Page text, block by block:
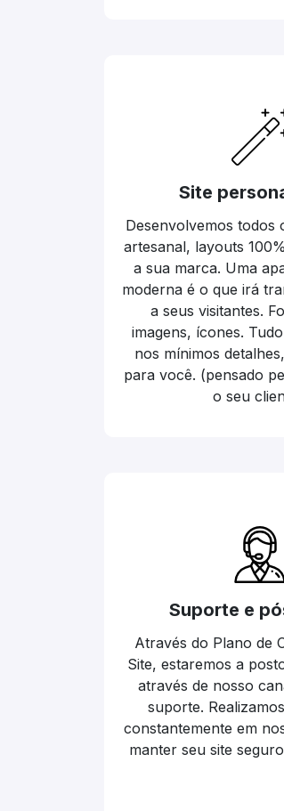
Site
Desenvolvemos todos
artesanal, layouts
a sua marca. Uma
moderna é o que irá
a seus visitantes.
imagens, ícones.
nos mínimos
para você. (pensado
o seu
Suporte e
Através do Plano de
Site, estaremos a
através de nosso
suporte.
constantemente em
manter seu site